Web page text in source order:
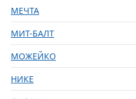
МЕЧТА
МИТ-БАЛТ
МОЖЕЙКО
НИКЕ